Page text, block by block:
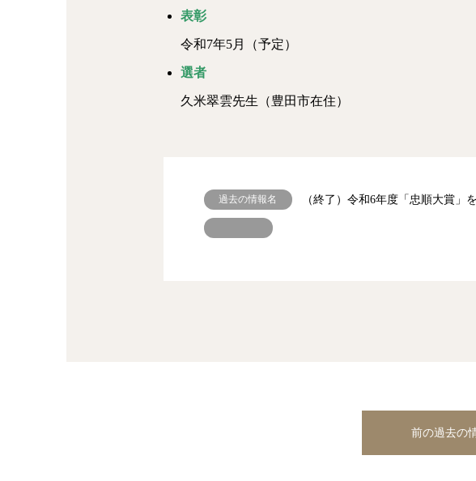
表彰
令和7年5月（予定）
選者
久米翠雲先生（豊田市在住）
過去の情報名 （終了）令和6年度「忠順大賞」
前の過去の